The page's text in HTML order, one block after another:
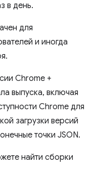
в день.
для
и иногда
Chrome +
выпуска, включая
Chrome для
загрузки версий
точки JSON.
найти сборки